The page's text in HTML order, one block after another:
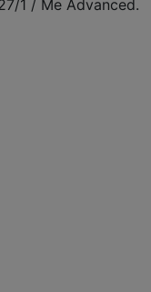
1 / Me Advanced.